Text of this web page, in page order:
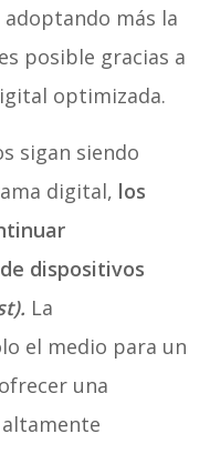
más la
posible gracias a
optimizada.
sigan siendo
digital, los
dispositivos
La
el medio para un
una